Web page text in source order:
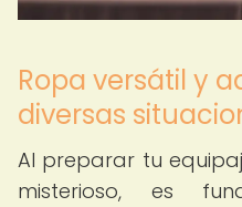
Ropa versátil y
diversas
Al preparar tu
misterioso, es